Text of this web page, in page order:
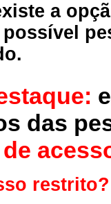
a
das
restrito?